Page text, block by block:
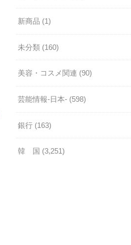
新商品 (1)
未分類 (160)
美容・コスメ関連 (90)
芸能情報-日本- (598)
銀行 (163)
韓 国 (3,251)